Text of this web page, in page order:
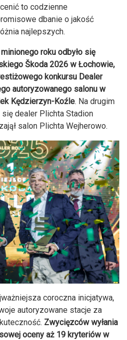
to codzienne
dbanie o jakość
najlepszych.
roku odbyło się
Škoda 2026 w Łochowie,
konkursu Dealer
autoryzowanego salonu w
Kędzierzyn-Koźle. Na drugim
dealer Plichta Stadion
salon Plichta Wejherowo.
coroczna inicjatywa,
autoryzowane stacje za
Zwycięzców wyłania
oceny aż 19 kryteriów w